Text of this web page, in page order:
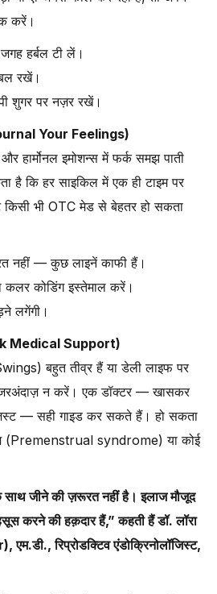
करें।
हर्बल टी लें।
रखें।
शुगर पर नज़र रखें।
Your Feelings)
हार्मोनल इमोशन्स में फर्क समझ पाती
है कि हर साइकिल में एक ही टाइम पर
किसी भी OTC मेड से बेहतर हो सकता
नहीं — कुछ लाइनें काफी हैं।
कलर कोडिंग इस्तेमाल करें।
लगेंगी।
Medical Support)
बहुत तीव्र हैं या डेली लाइफ पर
न करें। एक डॉक्टर — खासकर
— सही गाइड कर सकते हैं। हो सकता
(Premenstrual syndrome) या कोई
जीने की ज़रूरत नहीं है। इलाज मौजूद
करने की हक़दार हैं,” कहती हैं डॉ. लॉरा
रिप्रोडक्टिव एंडोक्रिनोलॉजिस्ट,